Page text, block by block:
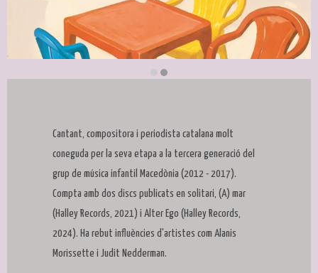
Cantant, compositora i periodista catalana molt
coneguda per la seva etapa a la tercera generació del
grup de música infantil Macedònia (2012 - 2017).
Compta amb dos discs publicats en solitari, (A) mar
(Halley Records, 2021) i Alter Ego (Halley Records,
2024). Ha rebut influències d'artistes com Alanis
Morissette i Judit Nedderman.